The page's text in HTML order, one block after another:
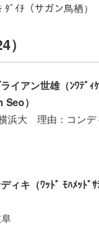
ﾁ（サガン鳥栖）
アン世雄（ﾝﾜﾃﾞｨｹ
）
大 理由：コンデ
キ（ﾜｯﾄﾞ ﾓﾊﾒｯﾄﾞｻ